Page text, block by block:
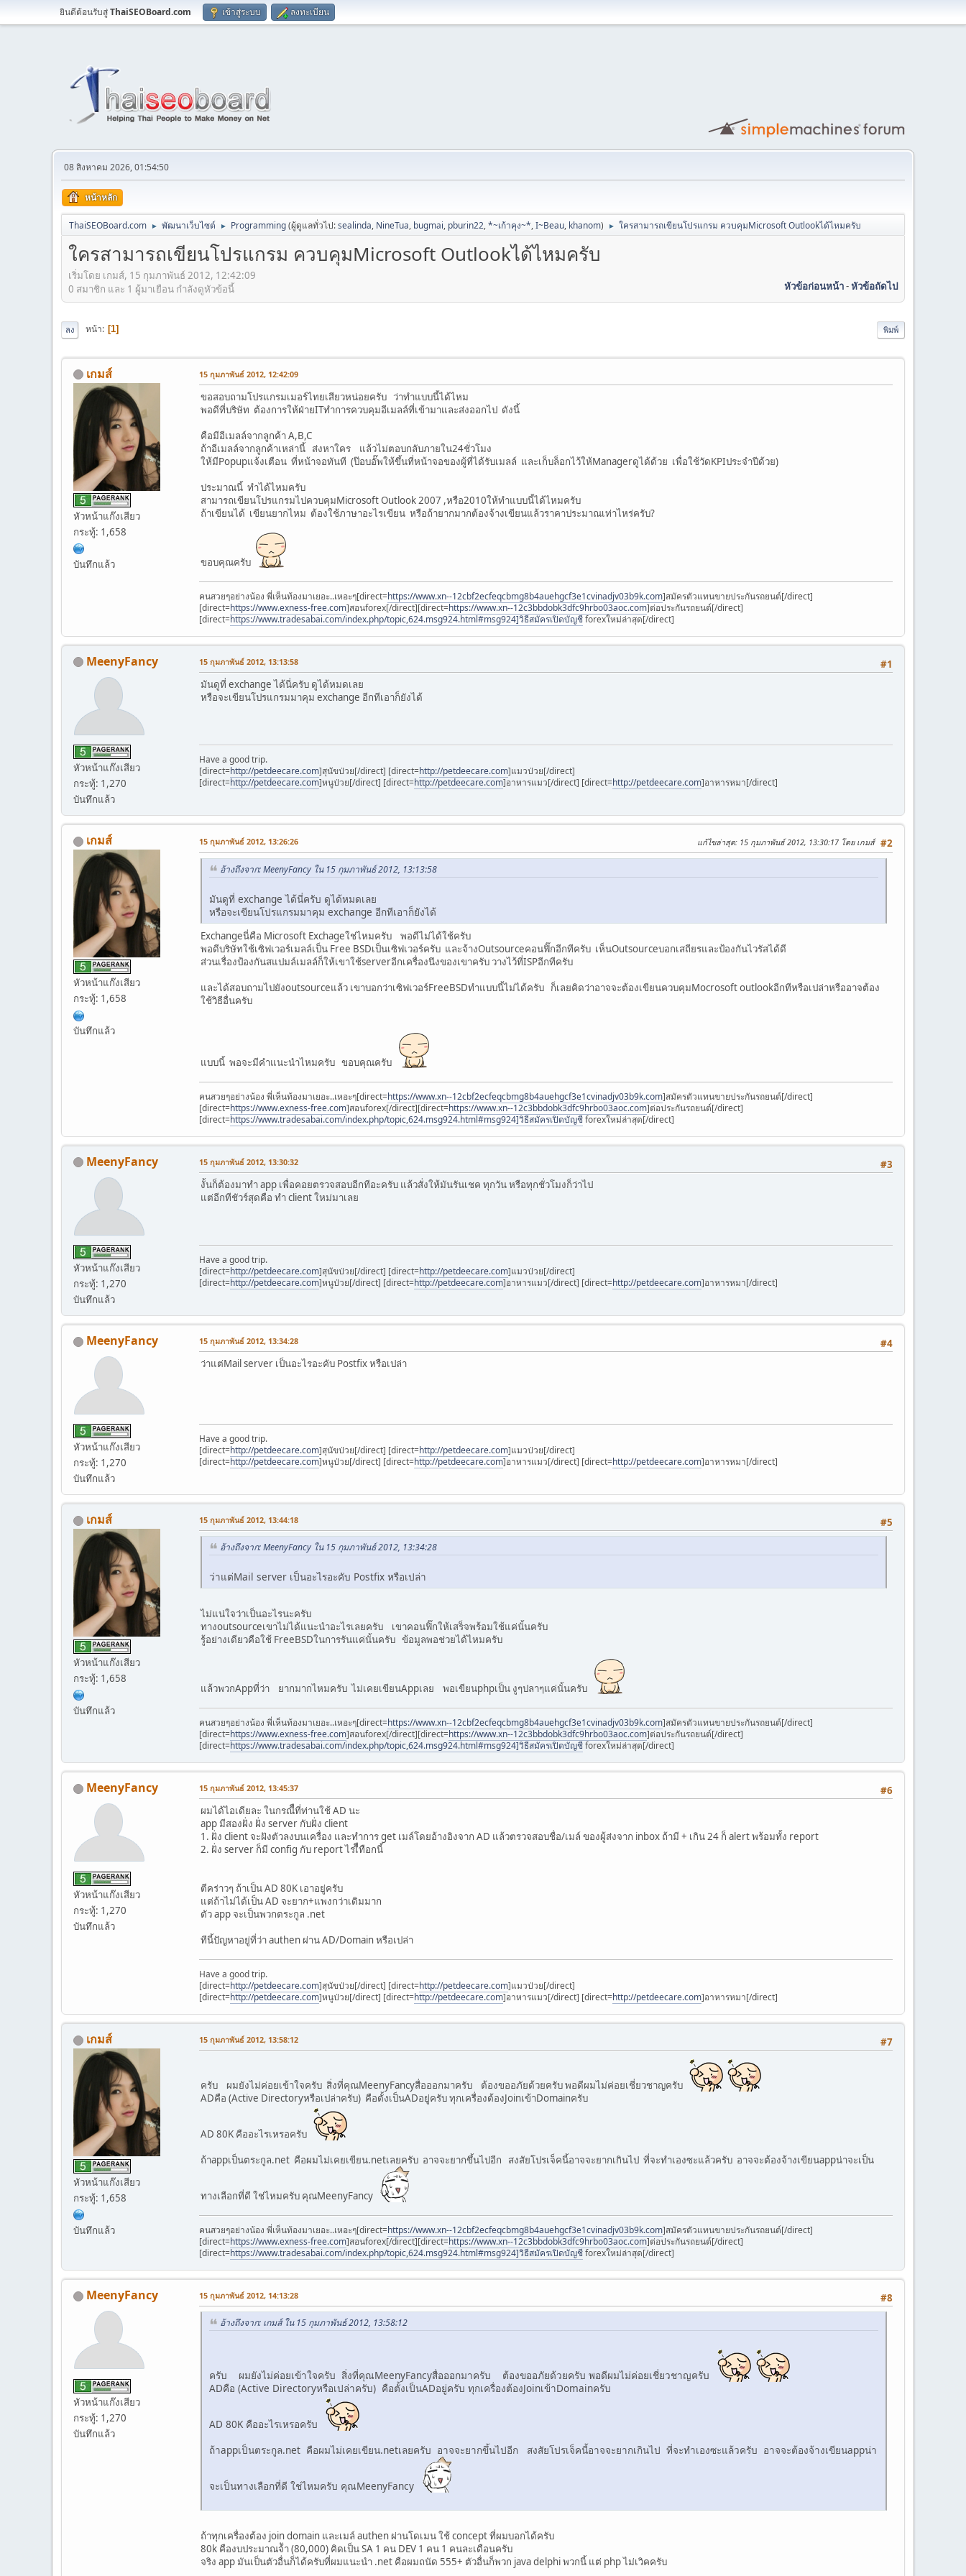
ยินดีต้อนรับสู่ThaiSEOBoard.com เข้าสู่ระบบ ลงทะเบียน
08 สิงหาคม 2026, 01:54:50
หน้าหลัก
ThaiSEOBoard.com ► พัฒนาเว็บไซต์ ► Programming(ผู้ดูแลทั่วไป:sealinda, NineTua, bugmai, pburin22,*~เก้าคุง~*,I~Beau, khanom) ► ใครสามารถเขียนโปรแกรม ควบคุมMicrosoft Outlookได้ไหมครับ
ใครสามารถเขียนโปรแกรม ควบคุมMicrosoft Outlookได้ไหมครับ
เริ่มโดย เกมส์, 15 กุมภาพันธ์ 2012, 12:42:09
หัวข้อก่อนหน้า-หัวข้อถัดไป
0 สมาชิก และ 1 ผู้มาเยือน กำลังดูหัวข้อนี้
พิมพ์
ลง หน้า 1
เกมส์
หัวหน้าแก๊งเสียว
กระทู้: 1,658
บันทึกแล้ว
15 กุมภาพันธ์ 2012, 12:42:09
ขอสอบถามโปรแกรมเมอร์ไทยเสียวหน่อยครับ ว่าทำแบบนี้ได้ไหม
พอดีที่บริษัท ต้องการให้ฝ่ายITทำการควบคุมอีเมลล์ที่เข้ามาและส่งออกไป ดังนี้
คือมีอีเมลล์จากลูกค้า A,B,C
ถ้าอีเมลล์จากลูกค้าเหล่านี้ ส่งหาใคร แล้วไม่ตอบกลับภายใน24ชั่วโมง
ให้มีPopupแจ้งเตือน ที่หน้าจอทันที (ป๊อบอั๊พให้ขึ้นที่หน้าจอของผู้ที่ได้รับเมลล์ และเก็บล็อกไว้ให้Managerดูได้ด้วย เพื่อใช้วัดKPIประจำปีด้วย)
ประมาณนี้ ทำได้ไหมครับ
สามารถเขียนโปรแกรมไปควบคุมMicrosoft Outlook 2007 ,หรือ2010ให้ทำแบบนี้ได้ไหมครับ
ถ้าเขียนได้ เขียนยากไหม ต้องใช้ภาษาอะไรเขียน หรือถ้ายากมากต้องจ้างเขียนแล้วราคาประมาณเท่าไหร่ครับ?
ขอบคุณครับ
คนสวยๆอย่างน้อง พี่เห็นท้องมาเยอะ..เหอะๆ[direct=https://www.xn--12cbf2ecfeqcbmg8b4auehgcf3e1cvinadjv03b9k.com]สมัครตัวแทนขายประกันรถยนต์[/direct]
[direct=https://www.exness-free.com]สอนforex[/direct][direct=https://www.xn--12c3bbdobk3dfc9hrbo03aoc.com]ต่อประกันรถยนต์[/direct]
[direct=https://www.tradesabai.com/index.php/topic,624.msg924.html#msg924]วิธีสมัครเปิดบัญชีforexใหม่ล่าสุด[/direct]
MeenyFancy
หัวหน้าแก๊งเสียว
กระทู้: 1,270
บันทึกแล้ว
#1
15 กุมภาพันธ์ 2012, 13:13:58
มันดูที่ exchange ได้นี่ครับ ดูได้หมดเลย
หรือจะเขียนโปรแกรมมาคุม exchange อีกทีเอาก็ยังได้
Have a good trip.
[direct=http://petdeecare.com]สุนัขป่วย[/direct] [direct=http://petdeecare.com]แมวป่วย[/direct]
[direct=http://petdeecare.com]หนูป่วย[/direct] [direct=http://petdeecare.com]อาหารแมว[/direct] [direct=http://petdeecare.com]อาหารหมา[/direct]
เกมส์
หัวหน้าแก๊งเสียว
กระทู้: 1,658
บันทึกแล้ว
#2
15 กุมภาพันธ์ 2012, 13:26:26 แก้ไขล่าสุด: 15 กุมภาพันธ์ 2012, 13:30:17 โดย เกมส์
อ้างถึงจาก: MeenyFancy ใน 15 กุมภาพันธ์ 2012, 13:13:58
มันดูที่ exchange ได้นี่ครับ ดูได้หมดเลย
หรือจะเขียนโปรแกรมมาคุม exchange อีกทีเอาก็ยังได้
Exchangeนี่คือ Microsoft Exchageใช่ไหมครับ พอดีไม่ได้ใช้ครับ
พอดีบริษัทใช้เซิฟเวอร์เมลล์เป็น Free BSDเป็นเซิฟเวอร์ครับ และจ้างOutsourceคอนฟิ๊กอีกทีครับ เห็นOutsourceบอกเสถียรและป้องกันไวรัสได้ดี
ส่วนเรื่องป้องกันสแปมล์เมลล์ก็ให้เขาใช้serverอีกเครื่องนึงของเขาครับ วางไว้ที่ISPอีกทีครับ
และได้สอบถามไปยังoutsourceแล้ว เขาบอกว่าเซิฟเวอร์FreeBSDทำแบบนี้ไม่ได้ครับ ก็เลยคิดว่าอาจจะต้องเขียนควบคุมMocrosoft outlookอีกทีหรือเปล่าหรืออาจต้อง
ใช้วิธีอื่นครับ
แบบนี้ พอจะมีคำแนะนำไหมครับ ขอบคุณครับ
คนสวยๆอย่างน้อง พี่เห็นท้องมาเยอะ..เหอะๆ[direct=https://www.xn--12cbf2ecfeqcbmg8b4auehgcf3e1cvinadjv03b9k.com]สมัครตัวแทนขายประกันรถยนต์[/direct]
[direct=https://www.exness-free.com]สอนforex[/direct][direct=https://www.xn--12c3bbdobk3dfc9hrbo03aoc.com]ต่อประกันรถยนต์[/direct]
[direct=https://www.tradesabai.com/index.php/topic,624.msg924.html#msg924]วิธีสมัครเปิดบัญชีforexใหม่ล่าสุด[/direct]
MeenyFancy
หัวหน้าแก๊งเสียว
กระทู้: 1,270
บันทึกแล้ว
#3
15 กุมภาพันธ์ 2012, 13:30:32
งั้นก็ต้องมาทำ app เพื่อคอยตรวจสอบอีกทีอะครับ แล้วสั่งให้มันรันเชค ทุกวัน หรือทุกชั่วโมงก็ว่าไป
แต่อีกทีชัวร์สุดคือ ทำ client ใหม่มาเลย
Have a good trip.
[direct=http://petdeecare.com]สุนัขป่วย[/direct] [direct=http://petdeecare.com]แมวป่วย[/direct]
[direct=http://petdeecare.com]หนูป่วย[/direct] [direct=http://petdeecare.com]อาหารแมว[/direct] [direct=http://petdeecare.com]อาหารหมา[/direct]
MeenyFancy
หัวหน้าแก๊งเสียว
กระทู้: 1,270
บันทึกแล้ว
#4
15 กุมภาพันธ์ 2012, 13:34:28
ว่าแต่Mail server เป็นอะไรอะคับ Postfix หรือเปล่า
Have a good trip.
[direct=http://petdeecare.com]สุนัขป่วย[/direct] [direct=http://petdeecare.com]แมวป่วย[/direct]
[direct=http://petdeecare.com]หนูป่วย[/direct] [direct=http://petdeecare.com]อาหารแมว[/direct] [direct=http://petdeecare.com]อาหารหมา[/direct]
เกมส์
หัวหน้าแก๊งเสียว
กระทู้: 1,658
บันทึกแล้ว
#5
15 กุมภาพันธ์ 2012, 13:44:18
อ้างถึงจาก: MeenyFancy ใน 15 กุมภาพันธ์ 2012, 13:34:28
ว่าแต่Mail server เป็นอะไรอะคับ Postfix หรือเปล่า
ไม่แน่ใจว่าเป็นอะไรนะครับ
ทางoutsourceเขาไม่ได้แนะนำอะไรเลยครับ เขาคอนฟิ๊กให้เสร็จพร้อมใช้แค่นั้นครับ
รู้อย่างเดียวคือใช้ FreeBSDในการรันแค่นั้นครับ ข้อมูลพอช่วยได้ไหมครับ
แล้วพวกAppที่ว่า ยากมากไหมครับ ไม่เคยเขียนAppเลย พอเขียนphpเป็น งูๆปลาๆแค่นั้นครับ
คนสวยๆอย่างน้อง พี่เห็นท้องมาเยอะ..เหอะๆ[direct=https://www.xn--12cbf2ecfeqcbmg8b4auehgcf3e1cvinadjv03b9k.com]สมัครตัวแทนขายประกันรถยนต์[/direct]
[direct=https://www.exness-free.com]สอนforex[/direct][direct=https://www.xn--12c3bbdobk3dfc9hrbo03aoc.com]ต่อประกันรถยนต์[/direct]
[direct=https://www.tradesabai.com/index.php/topic,624.msg924.html#msg924]วิธีสมัครเปิดบัญชีforexใหม่ล่าสุด[/direct]
MeenyFancy
หัวหน้าแก๊งเสียว
กระทู้: 1,270
บันทึกแล้ว
#6
15 กุมภาพันธ์ 2012, 13:45:37
ผมได้ไอเดียละ ในกรณีืที่ท่านใช้ AD นะ
app มีสองฝั่ง ฝั่ง server กับฝั่ง client
1. ฝั่ง client จะฝังตัวลงบนเครื่อง และทำการ get เมล์โดยอ้างอิงจาก AD แล้วตรวจสอบชื่อ/เมล์ ของผู้ส่งจาก inbox ถ้ามี + เกิน 24 ก็ alert พร้อมทั้ง report
2. ฝั่ง server ก็มี config กับ report ไรเืืทือกนี้
ตีคร่าวๆ ถ้าเป็น AD 80K เอาอยู่ครับ
แต่ถ้าไม่ได้เป็น AD จะยาก+แพงกว่าเดิมมาก
ตัว app จะเป็นพวกตระกูล .net
ทีนี้ปัญหาอยู่ที่ว่า authen ผ่าน AD/Domain หรือเปล่า
Have a good trip.
[direct=http://petdeecare.com]สุนัขป่วย[/direct] [direct=http://petdeecare.com]แมวป่วย[/direct]
[direct=http://petdeecare.com]หนูป่วย[/direct] [direct=http://petdeecare.com]อาหารแมว[/direct] [direct=http://petdeecare.com]อาหารหมา[/direct]
เกมส์
หัวหน้าแก๊งเสียว
กระทู้: 1,658
บันทึกแล้ว
#7
15 กุมภาพันธ์ 2012, 13:58:12
ครับ ผมยังไม่ค่อยเข้าใจครับ สิ่งที่คุณMeenyFancyสื่อออกมาครับ ต้องขออภัยด้วยครับ พอดีผมไม่ค่อยเชี่ยวชาญครับ
ADคือ (Active Directoryหรือเปล่าครับ) คือตั้งเป็นADอยู่ครับ ทุกเครื่องต้องJoinเข้าDomainครับ
AD 80K คืออะไรเหรอครับ
ถ้าappเป็นตระกูล.net คือผมไม่เคยเขียน.netเลยครับ อาจจะยากขึ้นไปอีก สงสัยโปรเจ็คนี้อาจจะยากเกินไป ที่จะทำเองซะแล้วครับ อาจจะต้องจ้างเขียนappน่าจะเป็น
ทางเลือกที่ดี ใช่ไหมครับ คุณMeenyFancy
คนสวยๆอย่างน้อง พี่เห็นท้องมาเยอะ..เหอะๆ[direct=https://www.xn--12cbf2ecfeqcbmg8b4auehgcf3e1cvinadjv03b9k.com]สมัครตัวแทนขายประกันรถยนต์[/direct]
[direct=https://www.exness-free.com]สอนforex[/direct][direct=https://www.xn--12c3bbdobk3dfc9hrbo03aoc.com]ต่อประกันรถยนต์[/direct]
[direct=https://www.tradesabai.com/index.php/topic,624.msg924.html#msg924]วิธีสมัครเปิดบัญชีforexใหม่ล่าสุด[/direct]
MeenyFancy
หัวหน้าแก๊งเสียว
กระทู้: 1,270
บันทึกแล้ว
#8
15 กุมภาพันธ์ 2012, 14:13:28
อ้างถึงจาก: เกมส์ ใน 15 กุมภาพันธ์ 2012, 13:58:12
ครับ ผมยังไม่ค่อยเข้าใจครับ สิ่งที่คุณMeenyFancyสื่อออกมาครับ ต้องขออภัยด้วยครับ พอดีผมไม่ค่อยเชี่ยวชาญครับ
ADคือ (Active Directoryหรือเปล่าครับ) คือตั้งเป็นADอยู่ครับ ทุกเครื่องต้องJoinเข้าDomainครับ
AD 80K คืออะไรเหรอครับ
ถ้าappเป็นตระกูล.net คือผมไม่เคยเขียน.netเลยครับ อาจจะยากขึ้นไปอีก สงสัยโปรเจ็คนี้อาจจะยากเกินไป ที่จะทำเองซะแล้วครับ อาจจะต้องจ้างเขียนappน่า
จะเป็นทางเลือกที่ดี ใช่ไหมครับ คุณMeenyFancy
ถ้าทุกเครื่องต้อง join domain และเมล์ authen ผ่านโดเมน ใช้ concept ที่ผมบอกได้ครับ
80k คืองบประมาณจ้ัา (80,000) คิดเป็น SA 1 คน DEV 1 คน 1 คนละเดือนครับ
จริง app มันเป็นตัวอื่นก็ได้ครับที่ผมแนะนำ .net คือผมถนัด 555+ ตัวอื่นก็พวก java delphi พวกนี้ แต่ php ไม่เวิคครับ